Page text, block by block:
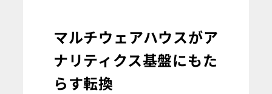
マルチウェアハウスがア
ナリティクス基盤にもた
らす転換